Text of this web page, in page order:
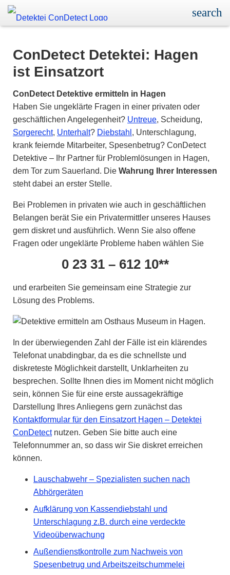
ConDetect Detektei: Hagen
ist Einsatzort
ConDetect Detektive ermitteln in Hagen
Haben Sie ungeklärte Fragen in einer privaten oder
geschäftlichen Angelegenheit? Untreue, Scheidung,
Sorgerecht, Unterhalt? Diebstahl , Unterschlagung,
krank feiernde Mitarbeiter, Spesenbetrug? ConDetect
Detektive – Ihr Partner für Problemlösungen in Hagen,
dem Tor zum Sauerland. Die Wahrung Ihrer Interessen
steht dabei an erster Stelle.
Bei Problemen in privaten wie auch in geschäftlichen
Belangen berät Sie ein Privatermittler unseres Hauses
gern diskret und ausführlich. Wenn Sie also offene
Fragen oder ungeklärte Probleme haben wählen Sie
0 23 31 – 612 10**
und erarbeiten Sie gemeinsam eine Strategie zur
Lösung des Problems.
In der überwiegenden Zahl der Fälle ist ein klärendes
Telefonat unabdingbar, da es die schnellste und
diskreteste Möglichkeit darstellt, Unklarheiten zu
besprechen. Sollte Ihnen dies im Moment nicht möglich
sein, können Sie für eine erste aussagekräftige
Darstellung Ihres Anliegens gern zunächst das
Kontaktformular für den Einsatzort Hagen – Detektei
ConDetectnutzen. Geben Sie bitte auch eine
Telefonnummer an, so dass wir Sie diskret erreichen
können.
Lauschabwehr – Spezialisten suchen nach
Abhörgeräten
Aufklärung von Kassendiebstahl und
Unterschlagung z.B. durch eine verdeckte
Videoüberwachung
Außendienstkontrolle zum Nachweis von
Spesenbetrug und Arbeitszeitschummelei